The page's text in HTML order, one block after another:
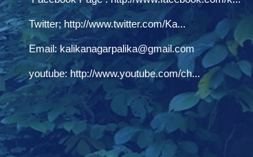
Twitter; http://www.twitter.com/Ka...
Email:kalikanagarpalika@gmail.com
youtube: http://www.youtube.com/ch...